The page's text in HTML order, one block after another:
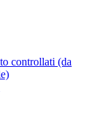
controllati (da